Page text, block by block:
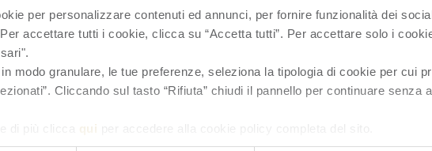
per personalizzare contenuti ed annunci, per fornire funzionalità dei
accettare tutti i cookie, clicca su “Accetta tutti”. Per accettare solo i
modo granulare, le tue preferenze, seleziona la tipologia di cookie per cui
Cliccando sul tasto “Rifiuta” chiudi il pannello per continuare senza
di più clicca
qui per accedere alla cookie policy completa del sito.